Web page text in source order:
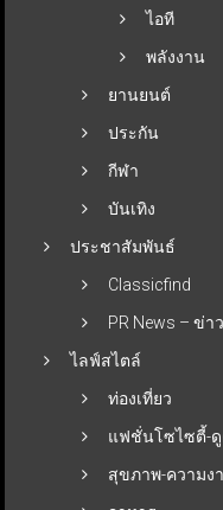
ไอที
พลังงาน
ยานยนต์
ประกัน
กีฬา
บันเทิง
ประชาสัมพันธ์
Classicfind
PR News – ข่
ไลฟ์สไตล์
ท่องเที่ยว
แฟชั่นโซไซตี้-ดู
สุขภาพ-ความง